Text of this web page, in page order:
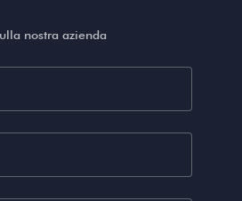
nostra azienda